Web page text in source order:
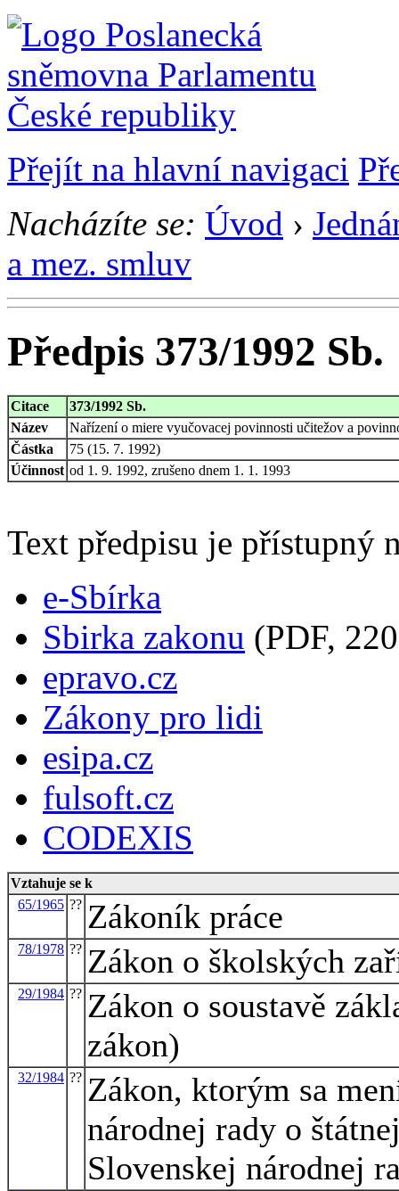
Přejít na hlavní navigaci
Nacházíte se: Úvod ›
a mez. smluv
Předpis 373/1992 Sb.
Citace
373/1992 Sb.
Název
Nařízení o miere vyučovacej povinnosti učitežov a
Částka
75 (15. 7. 1992)
Účinnost od 1. 9. 1992, zrušeno dnem 1. 1. 1993
Text předpisu je přístupný
e-Sbírka
Sbirka zakonu (PDF,
epravo.cz
Zákony pro lidi
esipa.cz
fulsoft.cz
CODEXIS
Vztahuje se k
65/1965 ?? Zákoník práce
78/1978 ?? Zákon o školských
29/1984 ?? Zákon o soustavě
zákon)
32/1984 ?? Zákon, ktorým sa
národnej rady o
Slovenskej národnej